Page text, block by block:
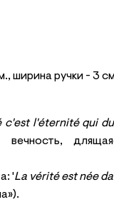
ширина ручки - 3
c'est l'éternité qui
'La vérité est née